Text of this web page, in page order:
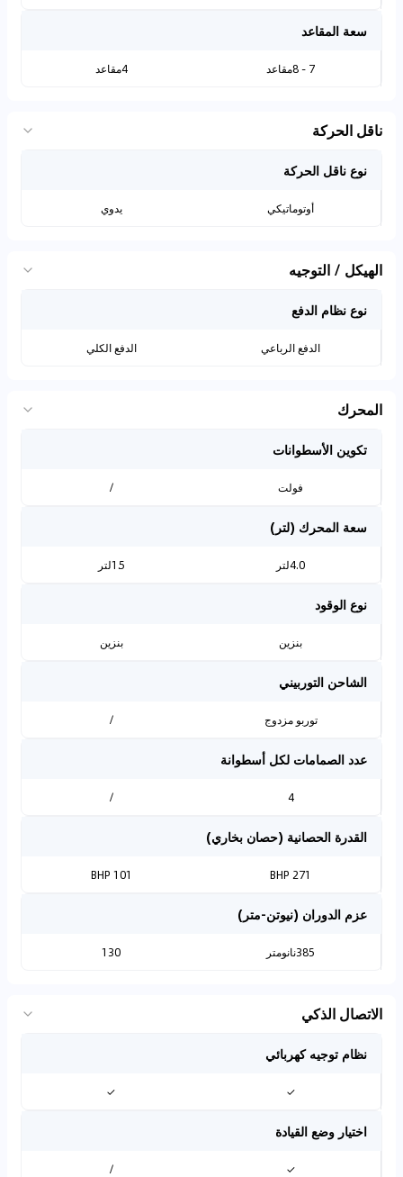
سعة المقاعد
7 - 8مقاعد 4مقاعد
ناقل الحركة
نوع ناقل الحركة
أوتوماتيكي يدوي
الهيكل / التوجيه
نوع نظام الدفع
الدفع الرباعي الدفع الكلي
المحرك
تكوين الأسطوانات
فولت /
سعة المحرك (لتر)
4.0لتر 1.5لتر
نوع الوقود
بنزين بنزين
الشاحن التوربيني
توربو مزدوج /
عدد الصمامات لكل أسطوانة
4
/
القدرة الحصانية (حصان بخاري)
271 BHP
101 BHP
عزم الدوران (نيوتن-متر)
385نانومتر 130
الاتصال الذكي
نظام توجيه كهربائي
✓
✓
اختيار وضع القيادة
✓
/